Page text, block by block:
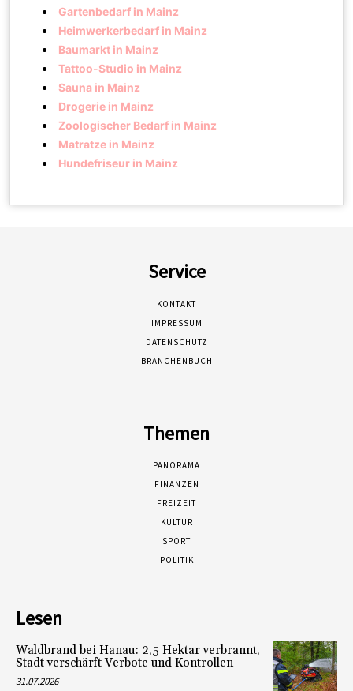
Gartenbedarf in Mainz
Heimwerkerbedarf in Mainz
Baumarkt in Mainz
Tattoo-Studio in Mainz
Sauna in Mainz
Drogerie in Mainz
Zoologischer Bedarf in Mainz
Matratze in Mainz
Hundefriseur in Mainz
Service
KONTAKT
IMPRESSUM
DATENSCHUTZ
BRANCHENBUCH
Themen
PANORAMA
FINANZEN
FREIZEIT
KULTUR
SPORT
POLITIK
Lesen
Waldbrand bei Hanau: 2,5 Hektar verbrannt,
Stadt verschärft Verbote und Kontrollen
31.07.2026